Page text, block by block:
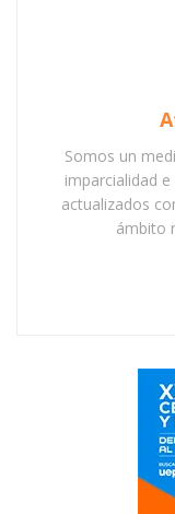
Somos un
imparcialidad
actualizados
ámbito